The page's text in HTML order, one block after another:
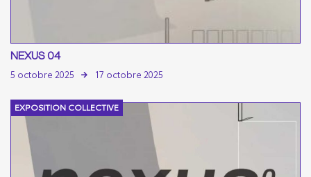
NEXUS 04
5 octobre 2025 17 octobre 2025
EXPOSITION COLLECTIVE